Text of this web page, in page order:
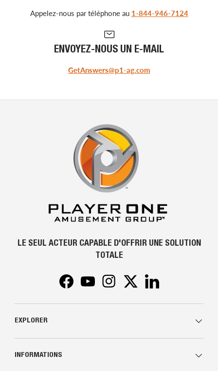
Appelez-nous par téléphone au 1-844-946-7124
ENVOYEZ-NOUS UN E-MAIL
GetAnswers@p1-ag.com
LE SEUL ACTEUR CAPABLE D'OFFRIR UNE SOLUTION
TOTALE
FacebookYouTubeInstagramTwitter
EXPLORER
INFORMATIONS